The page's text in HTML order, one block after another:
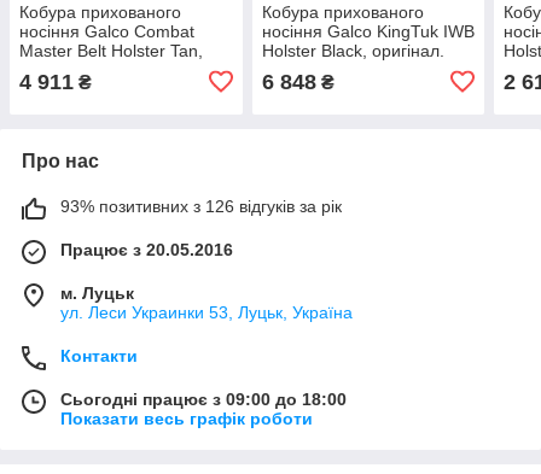
Кобура прихованого
носіння Galco Combat
Master Belt Holster Tan,
оригінал. Доставка з США/
ЄС протягом 14 днів
4 911 ₴
Кобура прихованого
носіння Galco KingTuk IWB
Holster Black, оригінал.
протягом 14 днів
6 848₴ 2
Про нас
93% позитивних з 126 відгуків за рік
Працює з 20.05.2016
м. Луцьк
ул. Леси Украинки 53, Луцьк, Україна
Контакти
Сьогодні працює з 09:00 до 18:00
Показати весь графік роботи